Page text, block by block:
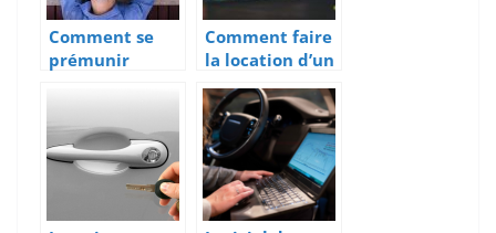
Comment se
prémunir
connectés en
entreprise ?
Comment faire
la location d’un
bureau ?